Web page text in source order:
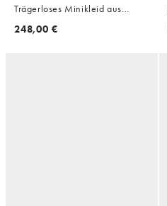
Trägerloses Minikleid aus
schimmerndem Chiffon und
248,00 €